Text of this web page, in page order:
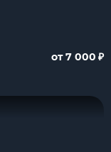
от 7 000 ₽